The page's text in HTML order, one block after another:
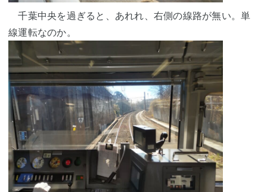
千葉中央を過ぎると、あれれ、右側の線路が無い。単
線運転なのか。